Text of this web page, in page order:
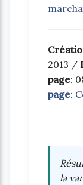
2013 /
page:
page:
la